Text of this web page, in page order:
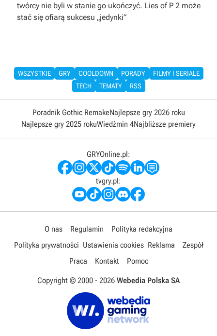
twórcy nie byli w stanie go ukończyć. Lies of P 2 może
stać się ofiarą sukcesu „jedynki”
WSZYSTKIE GRY COOLDOWN PORADY
FILMY I SERIALE
TECH
TEMATY RSS
Poradnik Gothic RemakeNajlepsze gry 2026 roku
Najlepsze gry 2025 rokuWiedźmin 4Najbliższe premiery
GRYOnline.pl:
tvgry.pl:
O nas Regulamin
Polityka redakcyjna
Polityka prywatności Ustawienia cookies Reklama
Zespół
Praca
Kontakt Pomoc
Copyright © 2000 - 2026 Webedia Polska SA